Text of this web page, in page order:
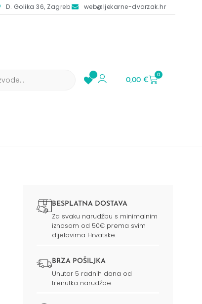
D. Golika 36, Zagreb web@ljekarne-dvorzak.hr
0,00€
0
BESPLATNA DOSTAVA
Za svaku narudžbu s minimalnim
iznosom od 50€ prema svim
dijelovima Hrvatske.
BRZA POŠILJKA
Unutar 5 radnih dana od
trenutka narudžbe.